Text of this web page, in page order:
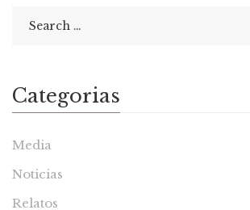
Categorias
Media
Noticias
Relatos